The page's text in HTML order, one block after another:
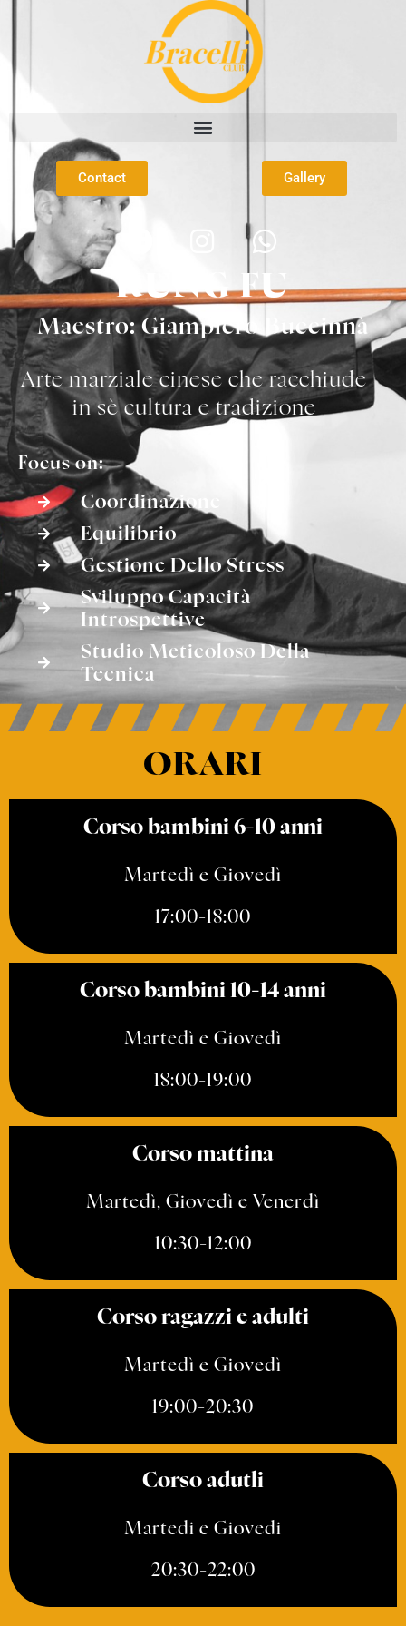
Contact Gallery
KUNG FU
Maestro: Giampiero Buccinnà
Arte marziale cinese che racchiude
in sè cultura e tradizione
Focus on:
Coordinazione
Equilibrio
Gestione Dello Stress
Sviluppo Capacità
Introspettive
Studio Meticoloso Della
Tecnica
ORARI
Corso bambini 6-10 anni
Martedì e Giovedì
17:00-18:00
Corso bambini 10-14 anni
Martedì e Giovedì
18:00-19:00
Сorso mattina
Martedì, Giovedì e Venerdì
10:30-12:00
Сorso ragazzi e adulti
Martedì e Giovedì
19:00-20:30
Сorso adutli
Martedi e Giovedi
20:30-22:00